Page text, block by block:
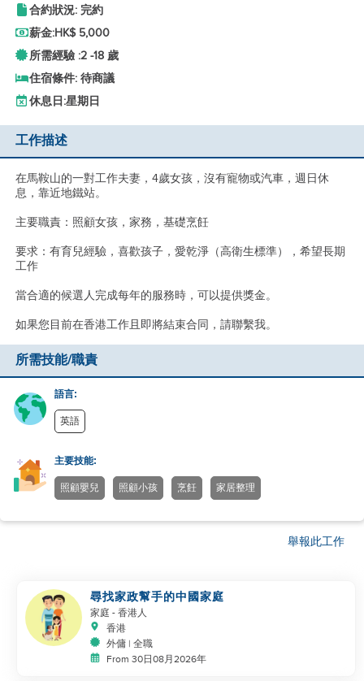
合約狀況: 完約
薪金:HK$ 5,000
所需經驗 :2 -18 歲
住宿條件: 待商議
休息日:星期日
工作描述
在馬鞍山的一對工作夫妻，4歲女孩，沒有寵物或汽車，週日休
息，靠近地鐵站。
主要職責：照顧女孩，家務，基礎烹飪
要求：有育兒經驗，喜歡孩子，愛乾淨（高衛生標準），希望長期
工作
當合適的候選人完成每年的服務時，可以提供獎金。
如果您目前在香港工作且即將結束合同，請聯繫我。
所需技能/職責
語言:
英語
主要技能:
照顧嬰兒 照顧小孩 烹飪 家居整理
舉報此工作
尋找家政幫手的中國家庭
家庭 - 香港人
香港
外傭 | 全職
From 30日08月2026年